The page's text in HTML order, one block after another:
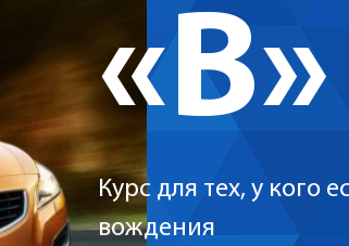
«B»
Курс для тех, у кого
вождения